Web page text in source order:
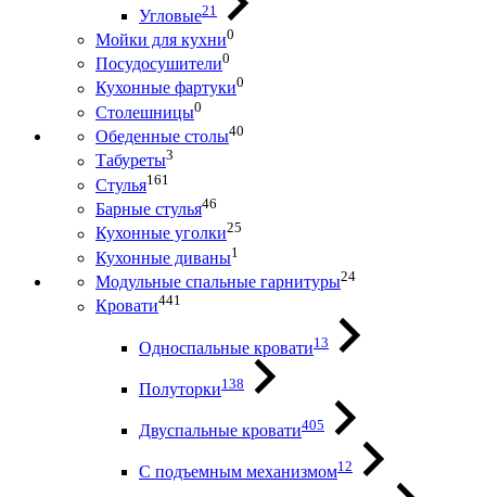
Угловые21
Мойки для кухни0
Посудосушители0
Кухонные фартуки0
Столешницы0
Обеденные столы40
Табуреты3
Стулья161
Барные стулья46
Кухонные уголки25
Кухонные диваны1
Модульные спальные гарнитуры24
Кровати441
Односпальные кровати13
Полуторки138
Двуспальные кровати405
С подъемным механизмом12